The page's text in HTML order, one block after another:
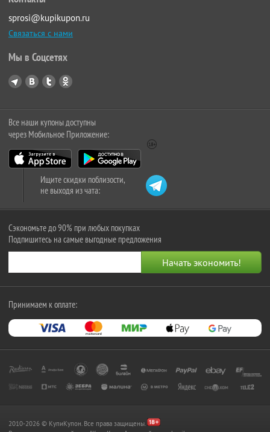
sprosi@kupikupon.ru
Связаться с нами
Мы в Соцсетях
Все наши купоны доступны
через Мобильное Приложение:
Ищите скидки поблизости,
не выходя из чата:
Сэкономьте до 90% при любых покупках
Подпишитесь на самые выгодные предложения
Принимаем к оплате:
2010-2026 © КупиКупон. Все права защищены.